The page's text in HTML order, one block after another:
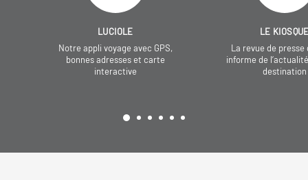
LUCIOLE
Notre appli voyage avec GPS,
bonnes adresses et carte
interactive
LE
La revue de presse
informe de
destination